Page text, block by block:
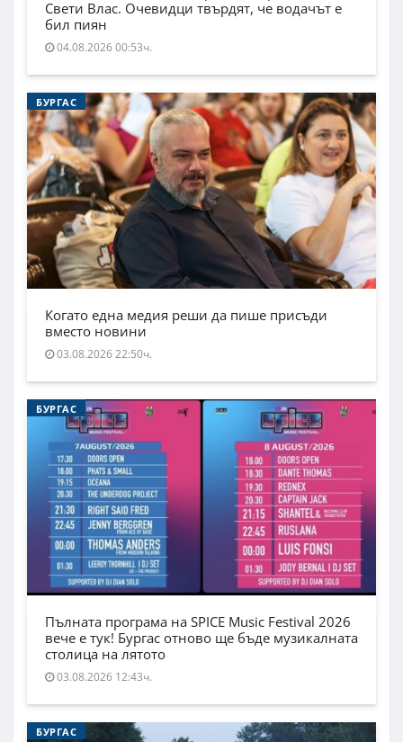
Свети Влас. Очевидци твърдят, че водачът е
бил пиян
04.08.2026 00:53ч.
БУРГАС
Когато една медия реши да пише присъди
вместо новини
03.08.2026 22:50ч.
БУРГАС
Пълната програма на SPICE Music Festival 2026
вече е тук! Бургас отново ще бъде музикалната
столица на лятото
03.08.2026 12:43ч.
БУРГАС